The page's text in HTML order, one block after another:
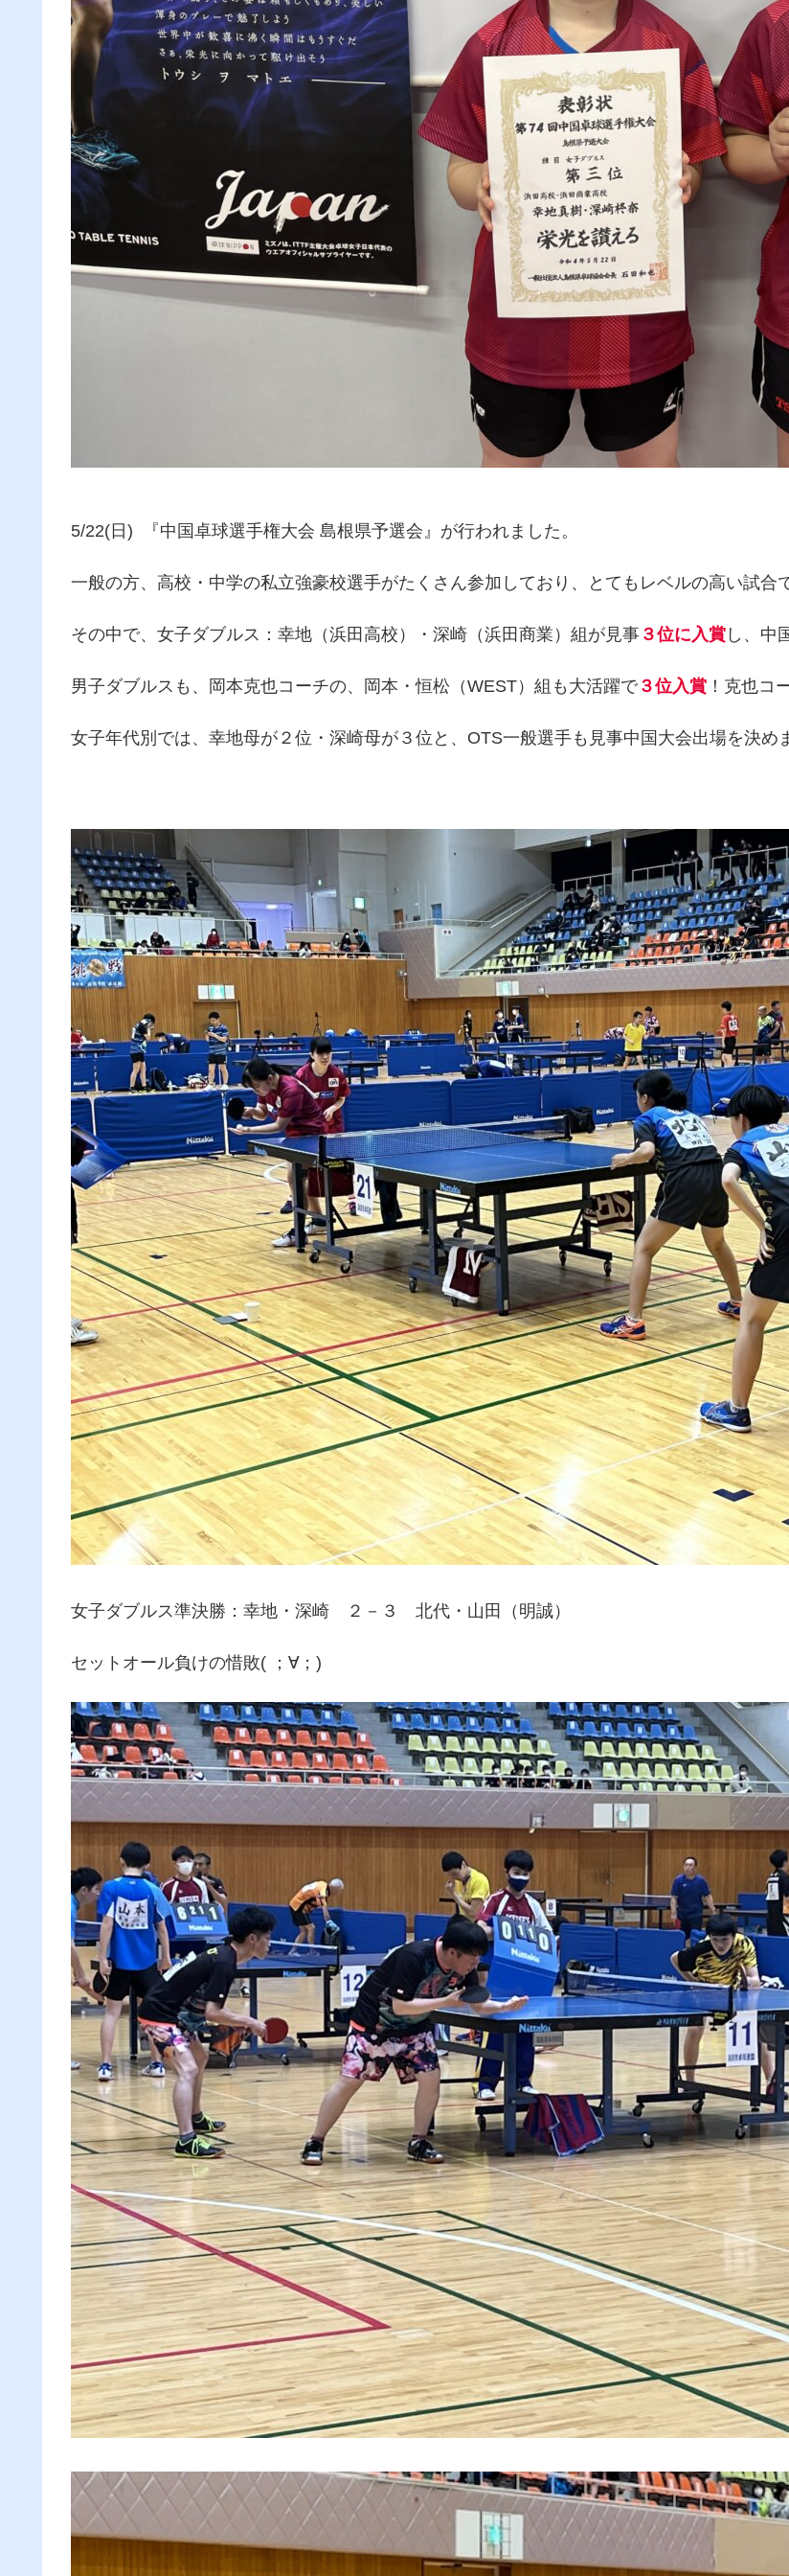
5/22(日) 『中国卓球選手権大会 島根県予選会』が行われました。
一般の方、高校・中学の私立強豪校選手がたくさん参加しており、とてもレベルの高い試合
その中で、女子ダブルス：幸地（浜田高校）・深崎（浜田商業）組が見事 ３位に入賞 し、中
男子ダブルスも、岡本克也コーチの、岡本・恒松（WEST）組も大活躍で３位入賞 ！克也コ
女子年代別では、幸地母が２位・深崎母が３位と、OTS一般選手も見事中国大会出場を決め
女子ダブルス準決勝：幸地・深崎 ２－３ 北代・山田（明誠）
セットオール負けの惜敗( ；∀；)